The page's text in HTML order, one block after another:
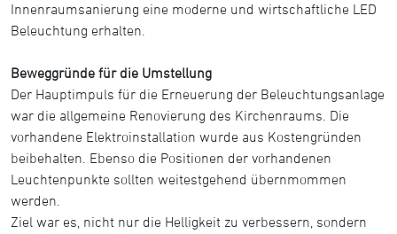
Innenraumsanierung eine moderne und wirtschaftliche LED
Beleuchtung erhalten.
Beweggründe für die Umstellung
Der Hauptimpuls für die Erneuerung der Beleuchtungsanlage
war die allgemeine Renovierung des Kirchenraums. Die
vorhandene Elektroinstallation wurde aus Kostengründen
beibehalten. Ebenso die Positionen der vorhandenen
Leuchtenpunkte sollten weitestgehend übernmommen
werden.
Ziel war es, nicht nur die Helligkeit zu verbessern, sondern